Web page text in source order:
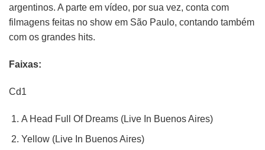
argentinos. A parte em vídeo, por sua vez, conta com
filmagens feitas no show em São Paulo, contando também
com os grandes hits.
Faixas:
Cd1
A Head Full Of Dreams (Live In Buenos Aires)
Yellow (Live In Buenos Aires)